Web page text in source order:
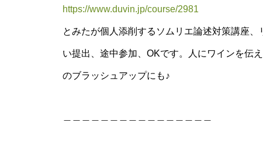
https://www.duvin.jp/course/2981
とみたが個人添削するソムリエ論述対策講座
い提出、途中参加、OKです。人にワインを伝
のブラッシュアップにも♪